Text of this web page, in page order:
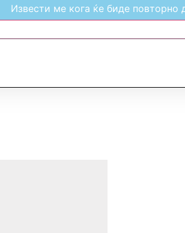
Извести ме кога ќе биде повторно